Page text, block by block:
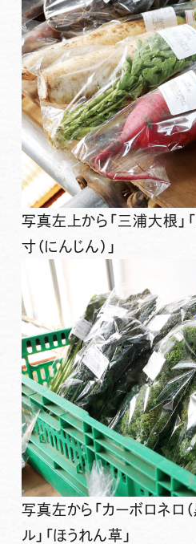
写真左上から「三浦大根」
寸（にんじん）」
写真左から「カーボロネロ（
ル」「ほうれん草」